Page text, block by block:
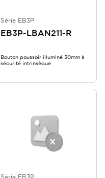
Série EB3P
EB3P-LBAN211-R
Bouton poussoir illuminé 30mm à
sécurité intrinsèque